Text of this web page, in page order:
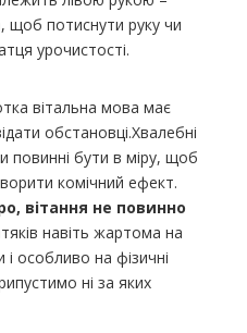
щоб потиснути руку чи
урочистості.
вітальна мова має
обстановці.Хвалебні
повинні бути в міру, щоб
комічний ефект.
вітання не повинно
навіть жартома на
особливо на фізичні
ні за яких